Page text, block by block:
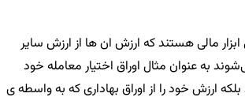
مالی هستند که ارزش ان ها از ارزش سایر
به عنوان مثال اوراق اختیار معامله خود
ارزش خود را از اوراق بهاداری که به واسطه ی